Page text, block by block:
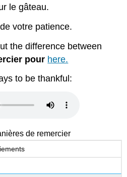
le gâteau.
votre patience.
the difference between
pour here.
to be thankful:
de remercier